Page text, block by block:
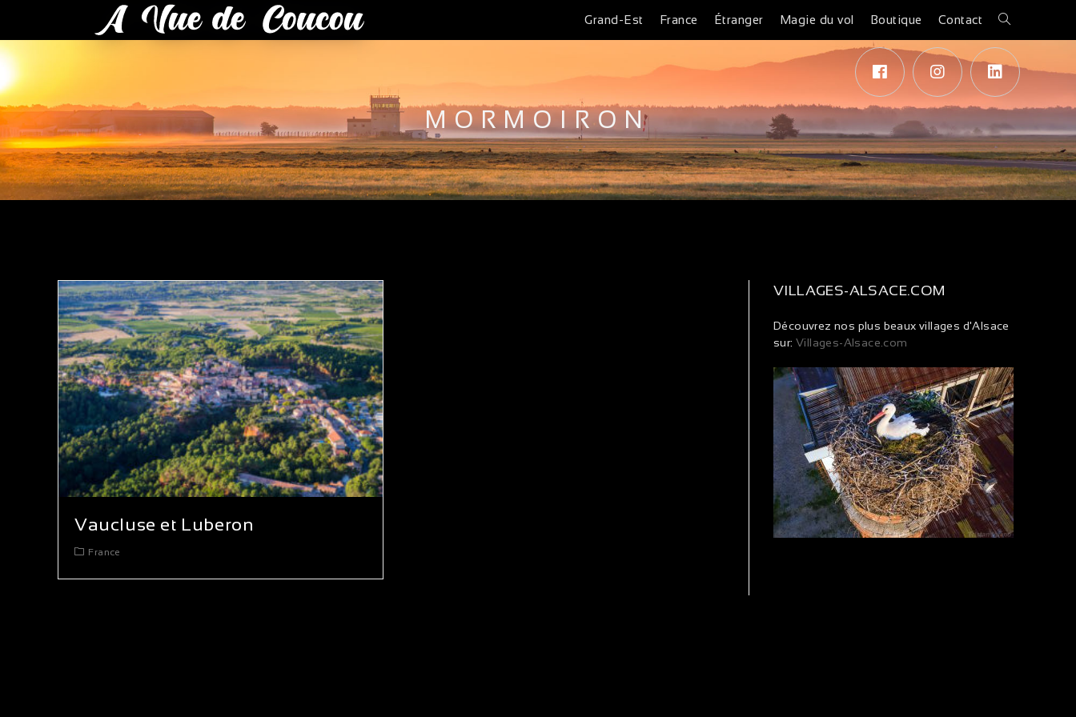
Grand-Est France Étranger Magie du vol Boutique Contact
MORMOIRON
Vaucluse et Luberon
France
VILLAGES-ALSACE.COM
Découvrez nos plus beaux villages d'Alsace
sur: Villages-Alsace.com